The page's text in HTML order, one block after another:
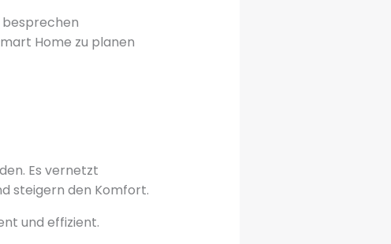
besprechen
Home zu planen
Es vernetzt
steigern den Komfort.
und effizient.